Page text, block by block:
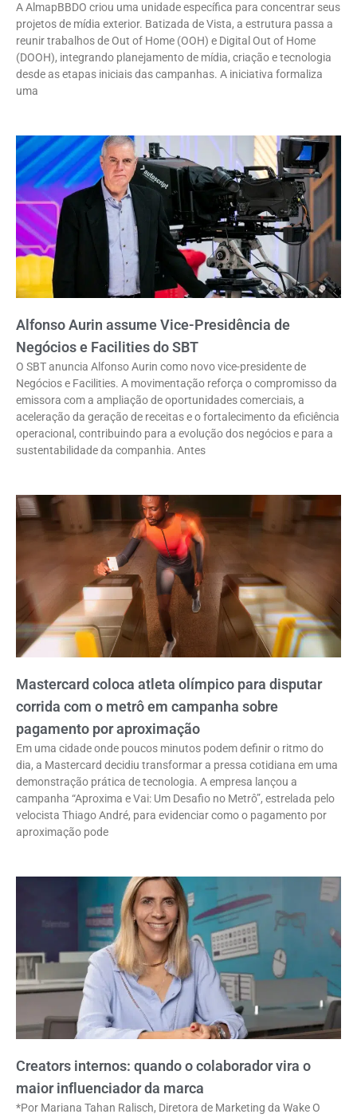
A AlmapBBDO criou uma unidade específica para concentrar seus
projetos de mídia exterior. Batizada de Vista, a estrutura passa a
reunir trabalhos de Out of Home (OOH) e Digital Out of Home
(DOOH), integrando planejamento de mídia, criação e tecnologia
desde as etapas iniciais das campanhas. A iniciativa formaliza
uma
Alfonso Aurin assume Vice-Presidência de
Negócios e Facilities do SBT
O SBT anuncia Alfonso Aurin como novo vice-presidente de
Negócios e Facilities. A movimentação reforça o compromisso da
emissora com a ampliação de oportunidades comerciais, a
aceleração da geração de receitas e o fortalecimento da eficiência
operacional, contribuindo para a evolução dos negócios e para a
sustentabilidade da companhia. Antes
Mastercard coloca atleta olímpico para disputar
corrida com o metrô em campanha sobre
pagamento por aproximação
Em uma cidade onde poucos minutos podem definir o ritmo do
dia, a Mastercard decidiu transformar a pressa cotidiana em uma
demonstração prática de tecnologia. A empresa lançou a
campanha “Aproxima e Vai: Um Desafio no Metrô”, estrelada pelo
velocista Thiago André, para evidenciar como o pagamento por
aproximação pode
Creators internos: quando o colaborador vira o
maior influenciador da marca
*Por Mariana Tahan Ralisch, Diretora de Marketing da Wake O